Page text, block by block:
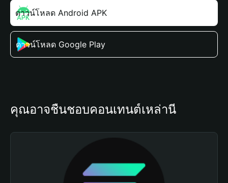
ดาวน์โหลด Android APK
ดาวน์โหลด Google Play
คุณอาจชื่นชอบคอนเทนต์เหล่านี้